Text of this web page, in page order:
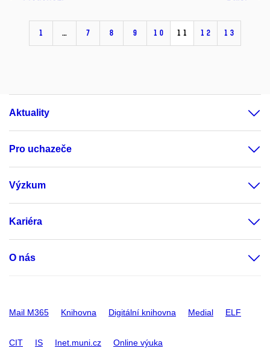
1 … 7 8 9 10 11 12 13
Aktuality
Pro uchazeče
Výzkum
Kariéra
O nás
Mail M365 Knihovna Digitální knihovna Medial ELF
CIT IS Inet.muni.cz Online výuka